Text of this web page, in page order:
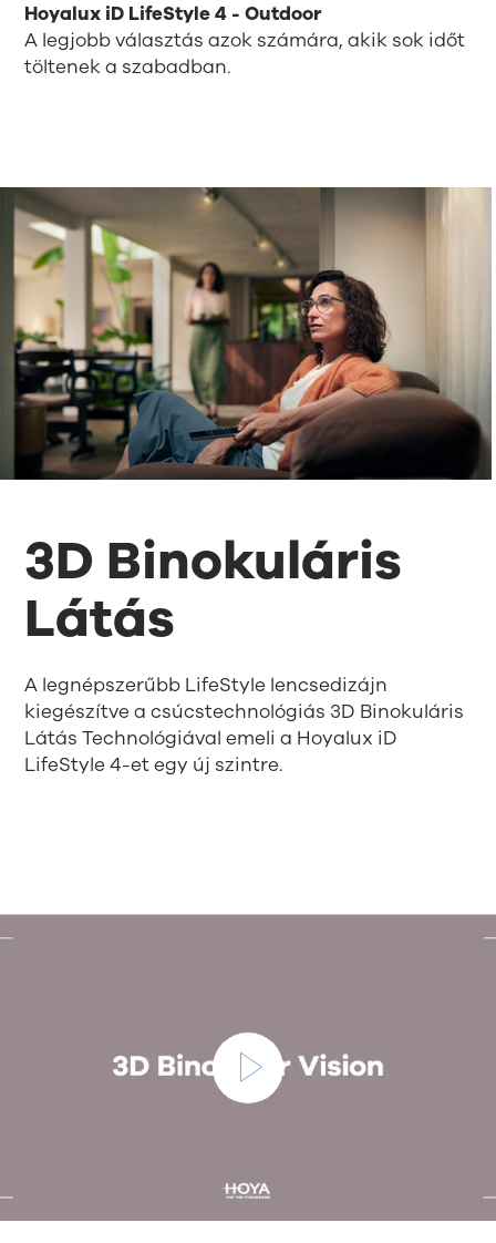
Hoyalux iD LifeStyle 4 - Outdoor
A legjobb választás azok számára, akik sok időt
töltenek a szabadban.
3D Binokuláris
Látás
A legnépszerűbb LifeStyle lencsedizájn
kiegészítve a csúcstechnológiás 3D Binokuláris
Látás Technológiával emeli a Hoyalux iD
LifeStyle 4-et egy új szintre.